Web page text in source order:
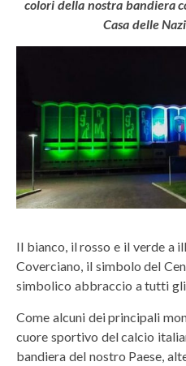
colori della nostra bandiera
Casa delle
Il bianco, il rosso e il verde a
Coverciano, il simbolo del
simbolico abbraccio a tutti
Come alcuni dei principali
cuore sportivo del calcio
bandiera del nostro Paese,